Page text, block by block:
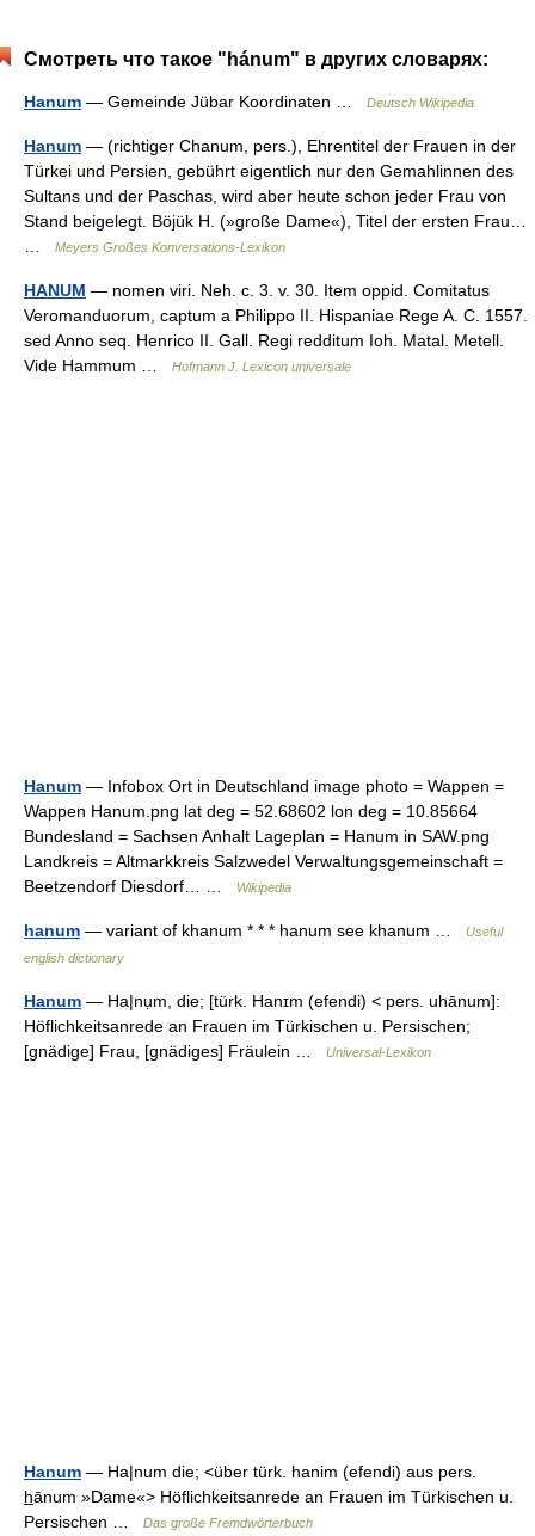
Смотреть что такое "hánum" в других словарях:
Hanum — Gemeinde Jübar Koordinaten … Deutsch Wikipedia
Hanum — (richtiger Chanum, pers.), Ehrentitel der Frauen in der
Türkei und Persien, gebührt eigentlich nur den Gemahlinnen des
Sultans und der Paschas, wird aber heute schon jeder Frau von
Stand beigelegt. Böjük H. (»große Dame«), Titel der ersten Frau…
Meyers Großes Konversations-Lexikon
HANUM — nomen viri. Neh. c. 3. v. 30. Item oppid. Comitatus
Veromanduorum, captum a Philippo II. Hispaniae Rege A. C. 1557.
sed Anno seq. Henrico II. Gall. Regi redditum Ioh. Matal. Metell.
Vide Hammum …
Hofmann J. Lexicon universale
Hanum — Infobox Ort in Deutschland image photo = Wappen =
Wappen Hanum.png lat deg = 52.68602 lon deg = 10.85664
Bundesland = Sachsen Anhalt Lageplan = Hanum in SAW.png
Landkreis = Altmarkkreis Salzwedel Verwaltungsgemeinschaft =
Beetzendorf Diesdorf… …
Wikipedia
hanum — variant of khanum * * * hanum see khanum …
Useful
english dictionary
Hanum — Ha|nụm, die; [türk. Hanɪm (efendi) < pers. uhānum]:
Höflichkeitsanrede an Frauen im Türkischen u. Persischen;
[gnädige] Frau, [gnädiges] Fräulein …
Universal-Lexikon
Hanum — Ha|num die; <über türk. hanim (efendi) aus pers.
h̲ānum »Dame«> Höflichkeitsanrede an Frauen im Türkischen u.
Persischen …
Das große Fremdwörterbuch